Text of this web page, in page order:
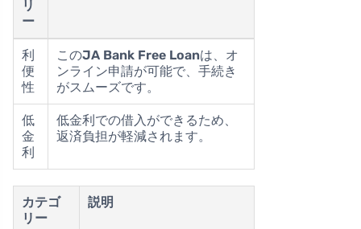
リ
ー
利
便
性
このJA Bank Free Loanは、オ
ンライン申請が可能で、手続き
がスムーズです。
低
金
利
低金利での借入ができるため、
返済負担が軽減されます。
カテゴ
リー
説明